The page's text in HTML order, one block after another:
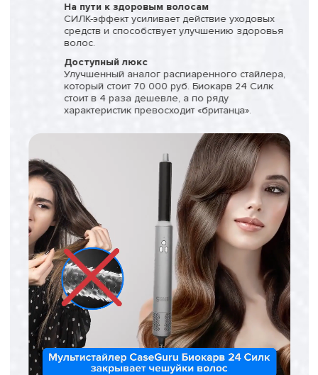
На пути к здоровым волосам
СИЛК-эффект усиливает действие уходовых
средств и способствует улучшению здоровья
волос.
Доступный люкс
Улучшенный аналог распиаренного стайлера,
который стоит 70 000 руб. Биокарв 24 Силк
стоит в 4 раза дешевле, а по ряду
характеристик превосходит «британца».